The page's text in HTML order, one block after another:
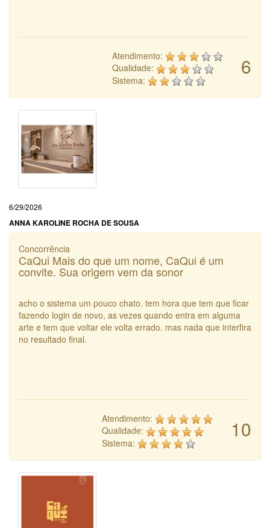
6
Atendimento:
Qualidade:
Sistema:
6/29/2026
ANNA KAROLINE ROCHA DE SOUSA
Concorrência
CaQui Mais do que um nome, CaQui é um
convite. Sua origem vem da sonor
acho o sistema um pouco chato. tem hora que tem que ficar
fazendo login de novo, as vezes quando entra em alguma
arte e tem que voltar ele volta errado. mas nada que interfira
no resultado final.
10
Atendimento:
Qualidade:
Sistema: